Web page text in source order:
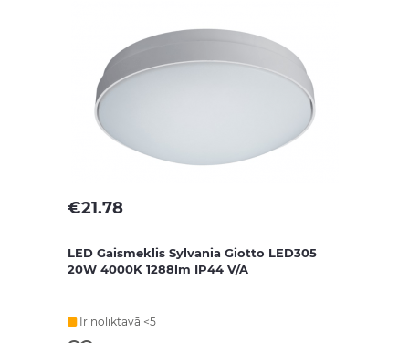
€21.78
LED Gaismeklis Sylvania Giotto LED305
20W 4000K 1288lm IP44 V/A
Ir noliktavā <5